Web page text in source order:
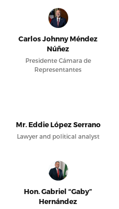
Carlos Johnny Méndez
Núñez
Presidente Cámara de
Representantes
Mr. Eddie López Serrano
Lawyer and political analyst
Hon. Gabriel “Gaby”
Hernández